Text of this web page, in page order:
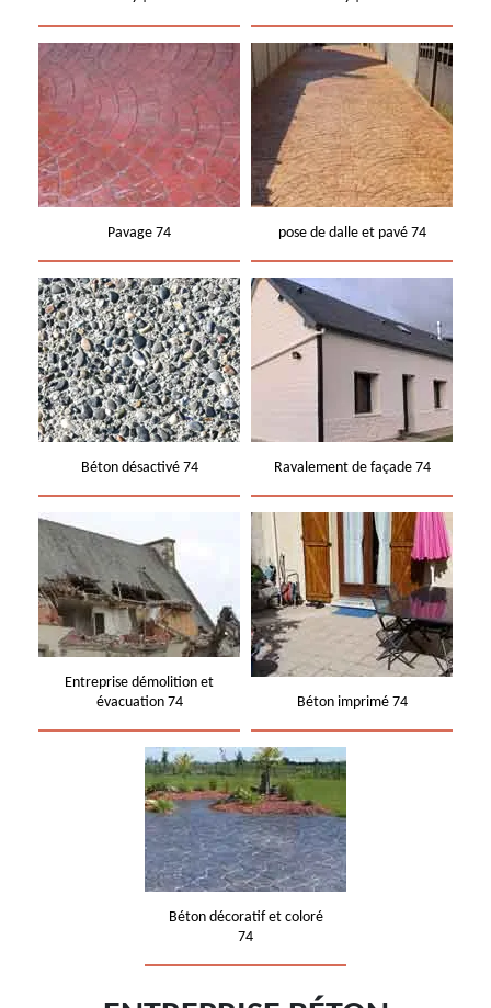
Pavage 74 pose de dalle et pavé 74
Béton désactivé 74 Ravalement de façade 74
Entreprise démolition et
évacuation 74
Béton imprimé 74
Béton décoratif et coloré
74